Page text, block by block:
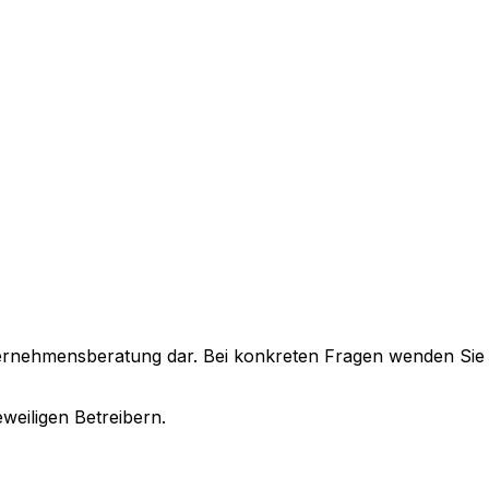
dar. Bei konkreten Fragen wenden Sie
Betreibern.